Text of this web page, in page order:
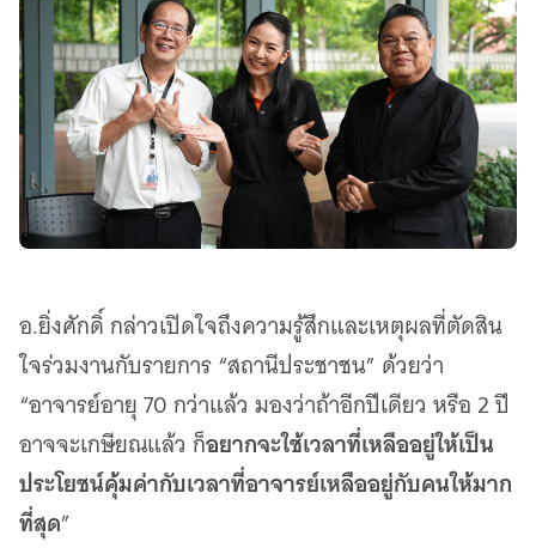
อ.ยิ่งศักดิ์ กล่าวเปิดใจถึงความรู้สึกและเหตุผลที่ตัดสิน
ใจร่วมงานกับรายการ “สถานีประชาชน” ด้วยว่า
“อาจารย์อายุ 70 กว่าแล้ว มองว่าถ้าอีกปีเดียว หรือ 2 ปี
อาจจะเกษียณแล้ว ก็อยากจะใช้เวลาที่เหลืออยู่ให้เป็น
ประโยชน์คุ้มค่ากับเวลาที่อาจารย์เหลืออยู่กับคนให้มาก
ที่สุด”